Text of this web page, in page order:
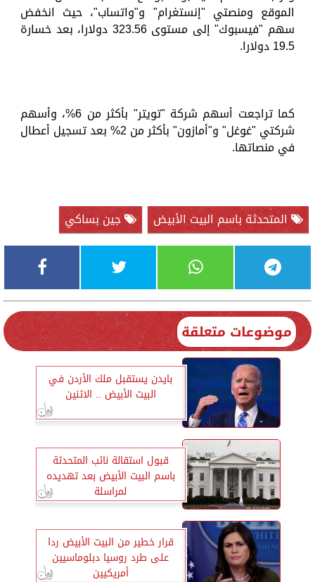
الموقع ومنصتي "إنستغرام" و"واتساب"، حيث انخفض
سهم "فيسبوك" إلى مستوى 323.56 دولارا، بعد خسارة
19.5 دولارا.
كما تراجعت أسهم شركة "تويتر" بأكثر من 6%، وأسهم
شركتي "غوغل" و"أمازون" بأكثر من 2% بعد تسجيل أعطال
في منصاتها.
المتحدثة باسم البيت الأبيض جين بساكي
موضوعات متعلقة
بايدن يستقبل ملك الأردن في
البيت الأبيض .. الاثنين
قبول استقالة نائب المتحدثة
باسم البيت الأبيض بعد تهديده
لمراسلة
قرار خطير من البيت الأبيض ردا
على طرد روسيا دبلوماسيين
أمريكيين